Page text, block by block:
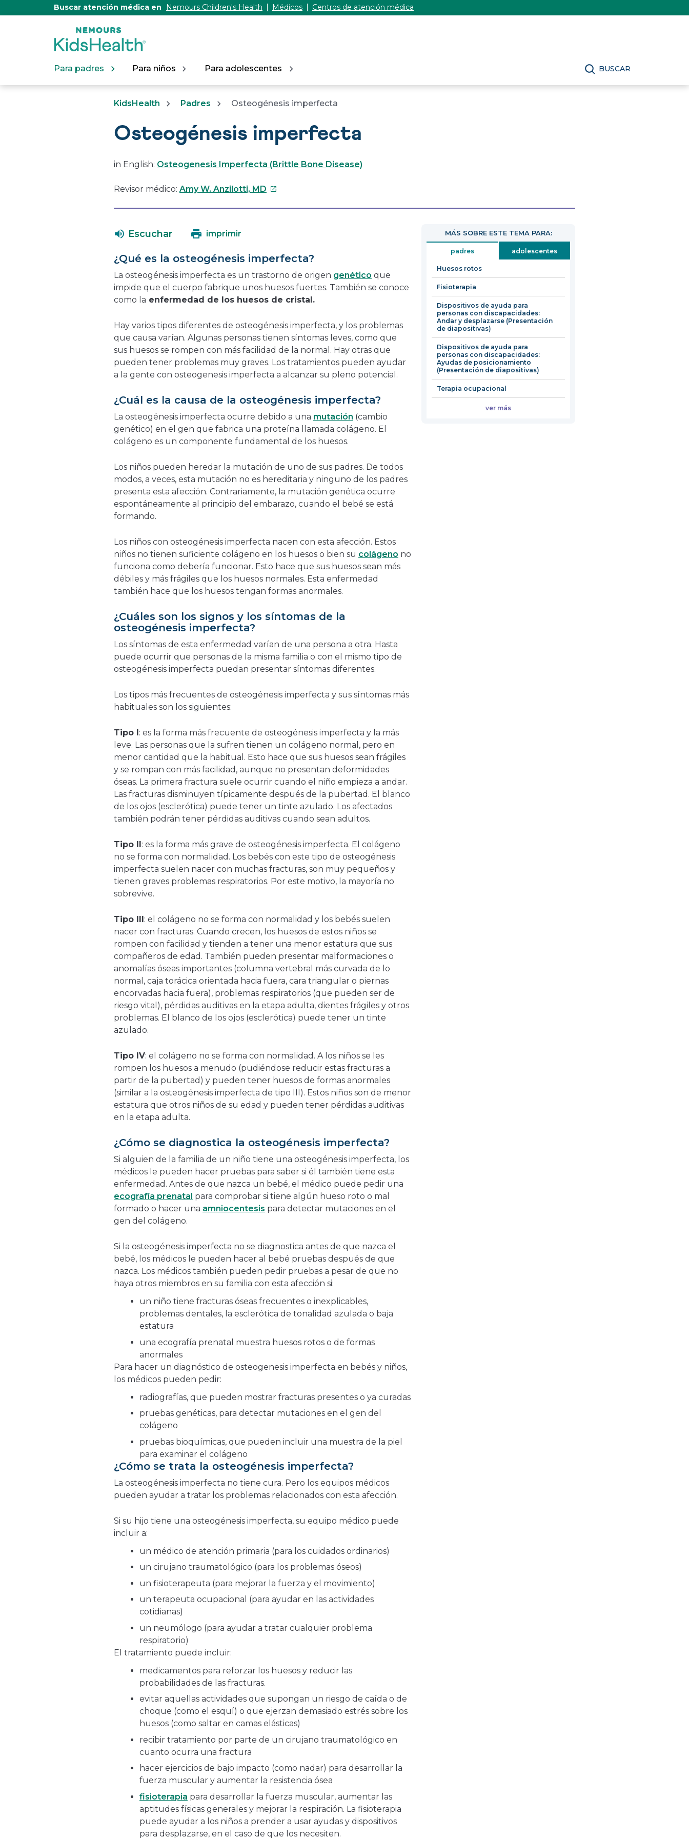
Buscar atención médica en Nemours Children's Health Médicos Centros de atención médica
Para padres Para niños Para adolescentes BUSCAR
KidsHealth Padres Osteogénesis imperfecta
Osteogénesis imperfecta
in English: Osteogenesis Imperfecta (Brittle Bone Disease)
Revisor médico: Amy W. Anzilotti, MD Este
nueva
ventana
Escuchar imprimir
¿Qué es la osteogénesis imperfecta?
La osteogénesis imperfecta es un trastorno de origen genético que
impide que el cuerpo fabrique unos huesos fuertes. También se conoce
como la enfermedad de los huesos de cristal.
Hay varios tipos diferentes de osteogénesis imperfecta, y los problemas
que causa varían. Algunas personas tienen síntomas leves, como que
sus huesos se rompen con más facilidad de la normal. Hay otras que
pueden tener problemas muy graves. Los tratamientos pueden ayudar
a la gente con osteogenesis imperfecta a alcanzar su pleno potencial.
¿Cuál es la causa de la osteogénesis imperfecta?
La osteogénesis imperfecta ocurre debido a una mutación (cambio
genético) en el gen que fabrica una proteína llamada colágeno. El
colágeno es un componente fundamental de los huesos.
Los niños pueden heredar la mutación de uno de sus padres. De todos
modos, a veces, esta mutación no es hereditaria y ninguno de los padres
presenta esta afección. Contrariamente, la mutación genética ocurre
espontáneamente al principio del embarazo, cuando el bebé se está
formando.
Los niños con osteogénesis imperfecta nacen con esta afección. Estos
niños no tienen suficiente colágeno en los huesos o bien su colágeno no
funciona como debería funcionar. Esto hace que sus huesos sean más
débiles y más frágiles que los huesos normales. Esta enfermedad
también hace que los huesos tengan formas anormales.
¿Cuáles son los signos y los síntomas de la
osteogénesis imperfecta?
Los síntomas de esta enfermedad varían de una persona a otra. Hasta
puede ocurrir que personas de la misma familia o con el mismo tipo de
osteogénesis imperfecta puedan presentar síntomas diferentes.
Los tipos más frecuentes de osteogénesis imperfecta y sus síntomas más
habituales son los siguientes:
Tipo I : es la forma más frecuente de osteogénesis imperfecta y la más
leve. Las personas que la sufren tienen un colágeno normal, pero en
menor cantidad que la habitual. Esto hace que sus huesos sean frágiles
y se rompan con más facilidad, aunque no presentan deformidades
óseas. La primera fractura suele ocurrir cuando el niño empieza a andar.
Las fracturas disminuyen típicamente después de la pubertad. El blanco
de los ojos (esclerótica) puede tener un tinte azulado. Los afectados
también podrán tener pérdidas auditivas cuando sean adultos.
Tipo II : es la forma más grave de osteogénesis imperfecta. El colágeno
no se forma con normalidad. Los bebés con este tipo de osteogénesis
imperfecta suelen nacer con muchas fracturas, son muy pequeños y
tienen graves problemas respiratorios. Por este motivo, la mayoría no
sobrevive.
Tipo III : el colágeno no se forma con normalidad y los bebés suelen
nacer con fracturas. Cuando crecen, los huesos de estos niños se
rompen con facilidad y tienden a tener una menor estatura que sus
compañeros de edad. También pueden presentar malformaciones o
anomalías óseas importantes (columna vertebral más curvada de lo
normal, caja torácica orientada hacia fuera, cara triangular o piernas
encorvadas hacia fuera), problemas respiratorios (que pueden ser de
riesgo vital), pérdidas auditivas en la etapa adulta, dientes frágiles y otros
problemas. El blanco de los ojos (esclerótica) puede tener un tinte
azulado.
Tipo IV: el colágeno no se forma con normalidad. A los niños se les
rompen los huesos a menudo (pudiéndose reducir estas fracturas a
partir de la pubertad) y pueden tener huesos de formas anormales
(similar a la osteogénesis imperfecta de tipo III). Estos niños son de menor
estatura que otros niños de su edad y pueden tener pérdidas auditivas
en la etapa adulta.
¿Cómo se diagnostica la osteogénesis imperfecta?
Si alguien de la familia de un niño tiene una osteogénesis imperfecta, los
médicos le pueden hacer pruebas para saber si él también tiene esta
enfermedad. Antes de que nazca un bebé, el médico puede pedir una
ecografía prenatal para comprobar si tiene algún hueso roto o mal
formado o hacer una amniocentesis para detectar mutaciones en el
gen del colágeno.
Si la osteogénesis imperfecta no se diagnostica antes de que nazca el
bebé, los médicos le pueden hacer al bebé pruebas después de que
nazca. Los médicos también pueden pedir pruebas a pesar de que no
haya otros miembros en su familia con esta afección si:
un niño tiene fracturas óseas frecuentes o inexplicables,
problemas dentales, la esclerótica de tonalidad azulada o baja
estatura
una ecografía prenatal muestra huesos rotos o de formas
anormales
Para hacer un diagnóstico de osteogenesis imperfecta en bebés y niños,
los médicos pueden pedir:
radiografías, que pueden mostrar fracturas presentes o ya curadas
pruebas genéticas, para detectar mutaciones en el gen del
colágeno
pruebas bioquímicas, que pueden incluir una muestra de la piel
para examinar el colágeno
¿Cómo se trata la osteogénesis imperfecta?
La osteogénesis imperfecta no tiene cura. Pero los equipos médicos
pueden ayudar a tratar los problemas relacionados con esta afección.
Si su hijo tiene una osteogénesis imperfecta, su equipo médico puede
incluir a:
un médico de atención primaria (para los cuidados ordinarios)
un cirujano traumatológico (para los problemas óseos)
un fisioterapeuta (para mejorar la fuerza y el movimiento)
un terapeuta ocupacional (para ayudar en las actividades
cotidianas)
un neumólogo (para ayudar a tratar cualquier problema
respiratorio)
El tratamiento puede incluir:
medicamentos para reforzar los huesos y reducir las
probabilidades de las fracturas.
evitar aquellas actividades que supongan un riesgo de caída o de
choque (como el esquí) o que ejerzan demasiado estrés sobre los
huesos (como saltar en camas elásticas)
recibir tratamiento por parte de un cirujano traumatológico en
cuanto ocurra una fractura
hacer ejercicios de bajo impacto (como nadar) para desarrollar la
fuerza muscular y aumentar la resistencia ósea
fisioterapia para desarrollar la fuerza muscular, aumentar las
aptitudes físicas generales y mejorar la respiración. La fisioterapia
puede ayudar a los niños a prender a usar ayudas y dispositivos
para desplazarse, en el caso de que los necesiten.
MÁS SOBRE ESTE TEMA PARA:
padres adolescentes
Huesos rotos
Fisioterapia
Dispositivos de ayuda para
personas con discapacidades:
Andar y desplazarse (Presentación
de diapositivas)
Dispositivos de ayuda para
personas con discapacidades:
Ayudas de posicionamiento
(Presentación de diapositivas)
Terapia ocupacional
ver más